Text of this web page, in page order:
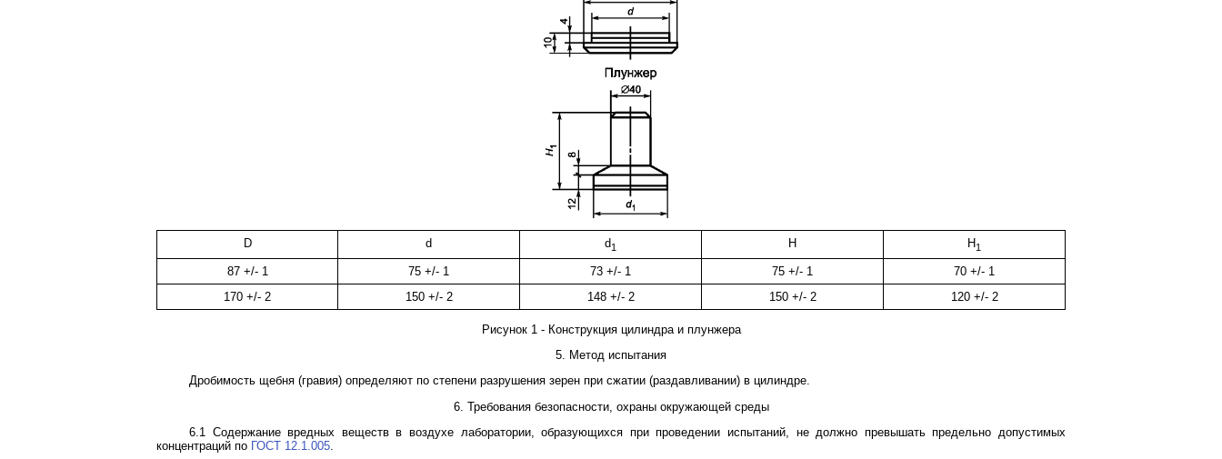
D d d1 H H1
87 +/- 1 75 +/- 1 73 +/- 1 75 +/- 1
70 +/- 1
170 +/- 2
150 +/- 2 148 +/- 2 150 +/- 2 120 +/- 2
Рисунок 1 - Конструкция цилиндра и плунжера
5. Метод испытания
Дробимость щебня (гравия) определяют по степени разрушения зерен при сжатии (раздавливании) в цилиндре.
6. Требования безопасности, охраны окружающей среды
6.1 Содержание вредных веществ в воздухе лаборатории, образующихся при проведении испытаний, не должно превышать предельно допустимых
концентраций по ГОСТ 12.1.005